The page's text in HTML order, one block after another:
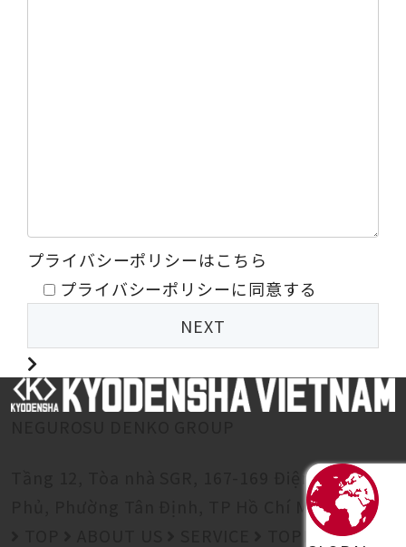
プライバシーポリシーはこちら
プライバシーポリシーに同意する
Tầng 12, Tòa nhà SGR, 167-169 Điện Biên
Phủ, Phường Tân Định, TP Hồ Chí Minh
TOPICS